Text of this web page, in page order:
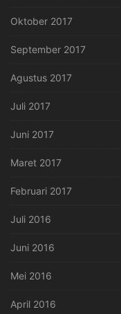
Oktober 2017
September 2017
Agustus 2017
Juli 2017
Juni 2017
Maret 2017
Februari 2017
Juli 2016
Juni 2016
Mei 2016
April 2016